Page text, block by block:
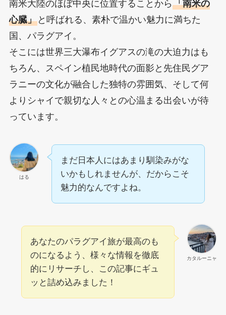
南米大陸のほぼ中央に位置することから 「南米の
心臓」と呼ばれる、素朴で温かい魅力に満ちた
国、パラグアイ。
そこには世界三大瀑布イグアスの滝の大迫力はも
ちろん、スペイン植民地時代の面影と先住民グア
ラニーの文化が融合した独特の雰囲気、そして何
よりシャイで親切な人々との心温まる出会いが待
っています。
はる
まだ日本人にはあまり馴染みがな
いかもしれませんが、だからこそ
魅力的なんですよね。
カタルーニャ
あなたのパラグアイ旅が最高のも
のになるよう、様々な情報を徹底
的にリサーチし、この記事にギュ
ッと詰め込みました！